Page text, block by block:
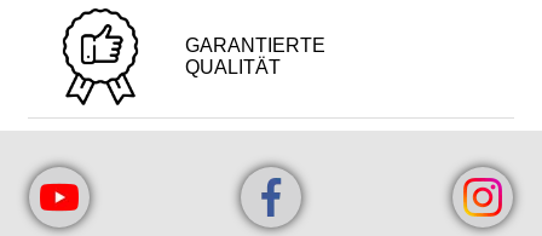
GARANTIERTE
QUALITÄT